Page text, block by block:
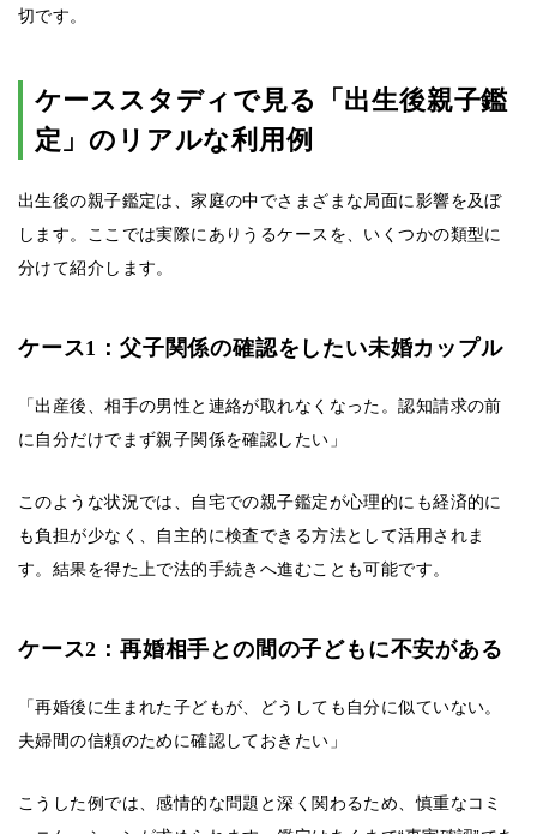
切です。
ケーススタディで見る「出生後親子鑑
定」のリアルな利用例
出生後の親子鑑定は、家庭の中でさまざまな局面に影響を及ぼ
します。ここでは実際にありうるケースを、いくつかの類型に
分けて紹介します。
ケース1：父子関係の確認をしたい未婚カップル
「出産後、相手の男性と連絡が取れなくなった。認知請求の前
に自分だけでまず親子関係を確認したい」
このような状況では、自宅での親子鑑定が心理的にも経済的に
も負担が少なく、自主的に検査できる方法として活用されま
す。結果を得た上で法的手続きへ進むことも可能です。
ケース2：再婚相手との間の子どもに不安がある
「再婚後に生まれた子どもが、どうしても自分に似ていない。
夫婦間の信頼のために確認しておきたい」
こうした例では、感情的な問題と深く関わるため、慎重なコミ